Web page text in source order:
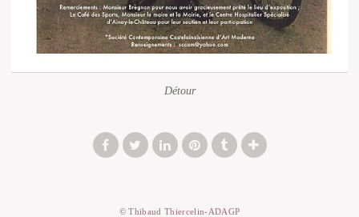
Détour
© Thibaud Thiercelin-ADAGP